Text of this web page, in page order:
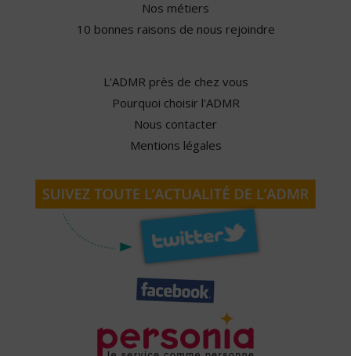
Nos métiers
10 bonnes raisons de nous rejoindre
L'ADMR près de chez vous
Pourquoi choisir l'ADMR
Nous contacter
Mentions légales